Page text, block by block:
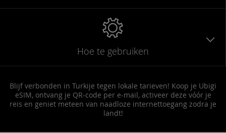
Hoe te gebruiken
Blijf verbonden in Turkije tegen lokale tarieven! Koop je Ubigi
eSIM, ontvang je QR-code per e-mail, activeer deze vóór je
reis en geniet meteen van naadloze internettoegang zodra je
landt!